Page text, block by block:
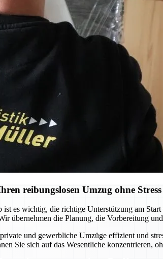
reibungslosen Umzug ohne Stress
es wichtig, die richtige Unterstützung am
übernehmen die Planung, die Vorbereitung
und gewerbliche Umzüge effizient und
Sie sich auf das Wesentliche konzentrieren,